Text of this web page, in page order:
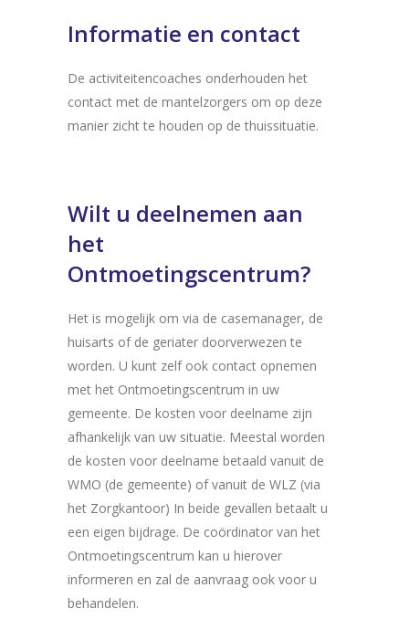
Informatie en contact
De activiteitencoaches onderhouden het
contact met de mantelzorgers om op deze
manier zicht te houden op de thuissituatie.
Wilt u deelnemen aan
het
Ontmoetingscentrum?
Het is mogelijk om via de casemanager, de
huisarts of de geriater doorverwezen te
worden. U kunt zelf ook contact opnemen
met het Ontmoetingscentrum in uw
gemeente. De kosten voor deelname zijn
afhankelijk van uw situatie. Meestal worden
de kosten voor deelname betaald vanuit de
WMO (de gemeente) of vanuit de WLZ (via
het Zorgkantoor) In beide gevallen betaalt u
een eigen bijdrage. De coördinator van het
Ontmoetingscentrum kan u hierover
informeren en zal de aanvraag ook voor u
behandelen.